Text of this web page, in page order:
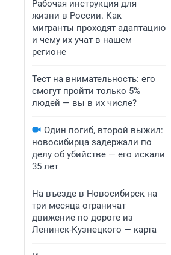
Рабочая инструкция для
жизни в России. Как
мигранты проходят адаптацию
и чему их учат в нашем
регионе
Тест на внимательность: его
смогут пройти только 5%
людей — вы в их числе?
Один погиб, второй выжил:
новосибирца задержали по
делу об убийстве — его искали
35 лет
На въезде в Новосибирск на
три месяца ограничат
движение по дороге из
Ленинск-Кузнецкого — карта